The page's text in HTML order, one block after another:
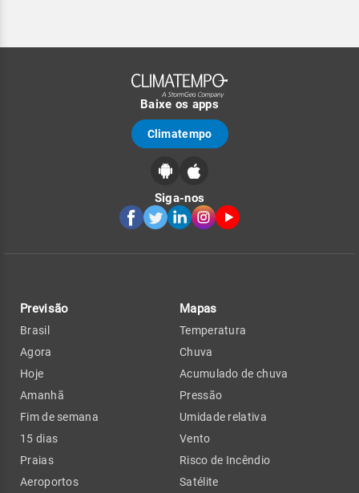
Baixe os apps
Climatempo
Siga-nos
Previsão
Brasil
Agora
Hoje
Amanhã
Fim de semana
15 dias
Praias
Aeroportos
Mapas
Temperatura
Chuva
Acumulado de chuva
Pressão
Umidade relativa
Vento
Risco de Incêndio
Satélite